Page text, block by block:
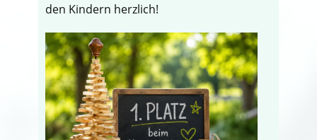
den Kindern herzlich!